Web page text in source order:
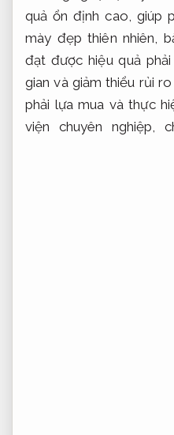
quả ổn định cao, giúp
mày đẹp thiên nhiên,
đạt được hiệu quả
gian và giảm thiểu rủi
phải lựa mua và thực
viện chuyên nghiệp,